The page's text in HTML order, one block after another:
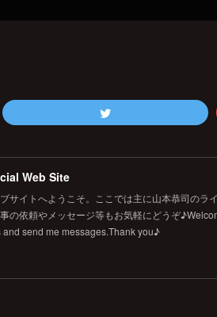
Web Site
サイトへようこそ。ここでは主に山本恭司のラ
の依頼やメッセージ等もお気軽にどうぞ
send me messages.Thank you♪